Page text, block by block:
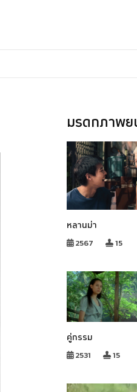
มรดกภาพ
หลานม่า
2567 15
คู่กรรม
2531 15